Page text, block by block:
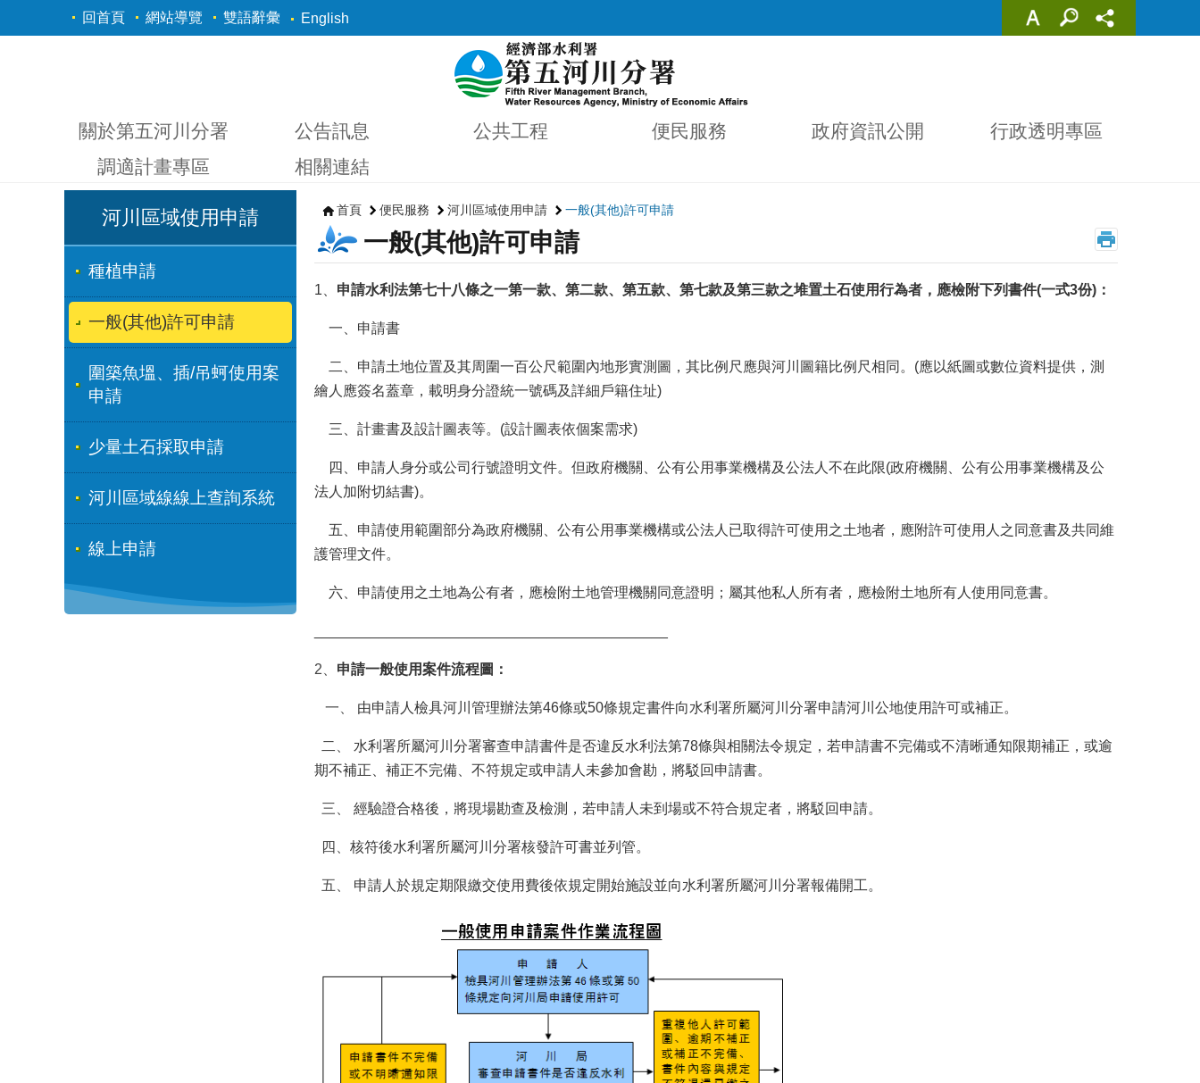
跳到主要內容區塊
回首頁 網站導覽 雙語辭彙 English
關於第五河川分署 公告訊息 公共工程 便民服務 政府資訊公開
行政透明專區
調適計畫專區
相關連結
河川區域使用申請
種植申請
一般(其他)許可申請
圍築魚塭、插/吊蚵使用案
申請
少量土石採取申請
河川區域線線上查詢系統
線上申請
首頁 便民服務 河川區域使用申請 一般(其他)許可申請
一般(其他)許可申請
1、 申請水利法第七十八條之一第一款、第二款、第五款、第七款及第三款之堆置土石使用行為者，應檢附下列書件(一式3份)：
一、申請書
二、申請土地位置及其周圍一百公尺範圍內地形實測圖，其比例尺應與河川圖籍比例尺相同。(應以紙圖或數位資料提供，測
繪人應簽名蓋章，載明身分證統一號碼及詳細戶籍住址)
三、計畫書及設計圖表等。(設計圖表依個案需求)
四、申請人身分或公司行號證明文件。但政府機關、公有公用事業機構及公法人不在此限(政府機關、公有公用事業機構及公
法人加附切結書)。
五、申請使用範圍部分為政府機關、公有公用事業機構或公法人已取得許可使用之土地者，應附許可使用人之同意書及共同維
護管理文件。
六、申請使用之土地為公有者，應檢附土地管理機關同意證明；屬其他私人所有者，應檢附土地所有人使用同意書。
2、 申請一般使用案件流程圖：
一、 由申請人檢具河川管理辦法第46條或50條規定書件向水利署所屬河川分署申請河川公地使用許可或補正。
二、
水利署所屬河川分署審查申請書件是否違反水利法第78條與相關法令規定，若申請書不完備或不清晰通知限期補正，或逾
期不補正、補正不完備、不符規定或申請人未參加會勘，將駁回申請書。
三、 經驗證合格後，將現場勘查及檢測，若申請人未到場或不符合規定者，將駁回申請。
四、 核符後水利署所屬河川分署核發許可書並列管。
五、 申請人於規定期限繳交使用費後依規定開始施設並向水利署所屬河川分署報備開工。